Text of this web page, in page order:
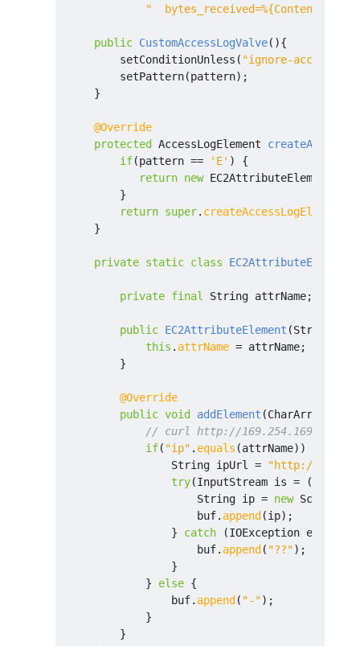
"  bytes_received=%{Content-
public CustomAccessLogValve(){
setConditionUnless ( "ignore-access-
setPattern(pattern);
}
@Override
protected
AccessLogElement
if(pattern == 'E' )
{
return new EC2AttributeElement
}
return super. createAccessLogElement
}
private static class EC2AttributeElement
private final String attrName;
public EC2AttributeElement (String
this . attrName = attrName;
}
@Override
public void addElement (
// curl http://169.254.169.254/
if( "ip" . equals (attrName))
String ipUrl =
"http://
try(InputStream is = (
String ip = new Scanner
buf. append (ip);
}
catch (IOException e
buf. append ( "??");
}
}
else {
buf. append ( "-");
}
}